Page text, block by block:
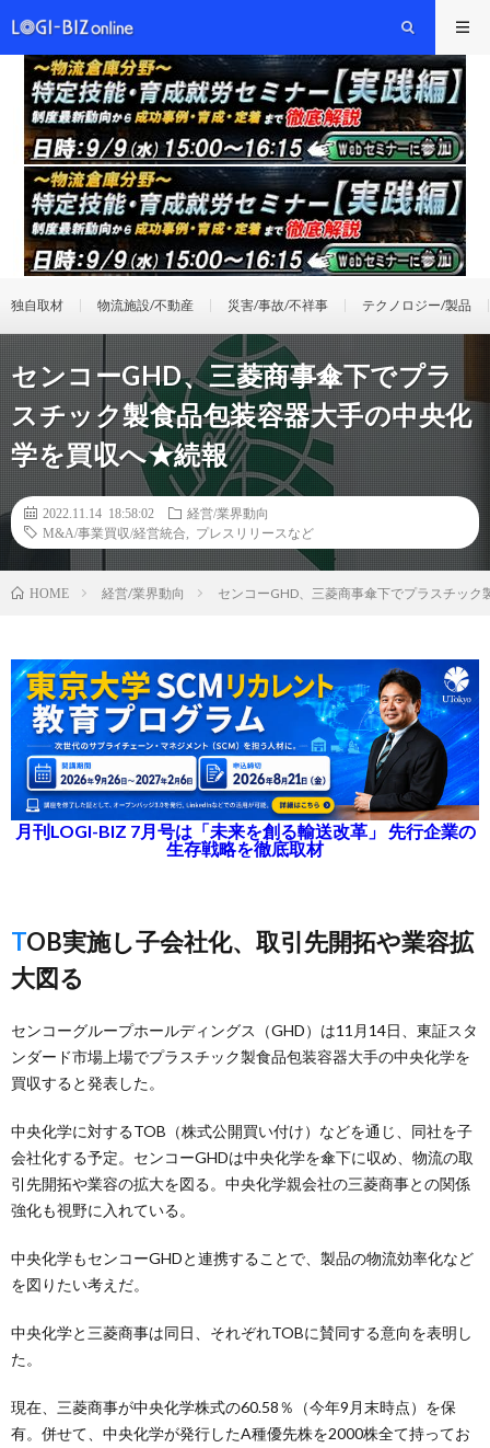
独自取材 物流施設/不動産 災害/事故/不祥事 テクノロジー/製品
センコーGHD、三菱商事傘下でプラ
スチック製食品包装容器大手の中央化
学を買収へ★続報
2022.11.14 18:58:02
経営/業界動向
M&A/事業買収/経営統合
プレスリリースなど
HOME 経営/業界動向 センコーGHD、三菱商事傘下でプラスチッ
月刊LOGI-BIZ 7月号は「未来を創る輸送改革」 先行企業の
生存戦略を徹底取材
TOB実施し子会社化、取引先開拓や業容拡
大図る
センコーグループホールディングス（GHD）は11月14日、東証スタ
ンダード市場上場でプラスチック製食品包装容器大手の中央化学を
買収すると発表した。
中央化学に対するTOB（株式公開買い付け）などを通じ、同社を子
会社化する予定。センコーGHDは中央化学を傘下に収め、物流の取
引先開拓や業容の拡大を図る。中央化学親会社の三菱商事との関係
強化も視野に入れている。
中央化学もセンコーGHDと連携することで、製品の物流効率化など
を図りたい考えだ。
中央化学と三菱商事は同日、それぞれTOBに賛同する意向を表明し
た。
現在、三菱商事が中央化学株式の60.58％（今年9月末時点）を保
有。併せて、中央化学が発行したA種優先株を2000株全て持ってお